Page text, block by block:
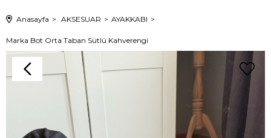
Anasayfa AKSESUAR AYAKKABI
Marka Bot Orta Taban Sütlü Kahverengi